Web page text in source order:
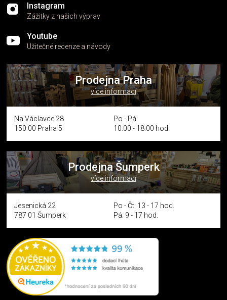
Instagram
Zážitky z našich výprav
Youtube
Užitečné recenze a návody
Prodejna Praha
více informací
Na Václavce 28
150 00 Praha 5
Po - Pá:
10:00 - 18:00 hod.
Prodejna Šumperk
více informací
Jesenická 22
787 01 Šumperk
Po - Čt: 13 - 17 hod.
Pá: 9 - 17 hod.